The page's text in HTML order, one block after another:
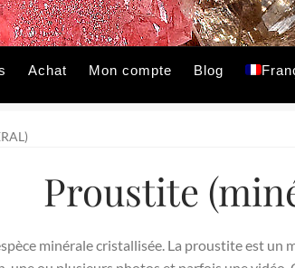
Achat Mon compte Blog
Proustite
minérale cristallisée. La proustite est